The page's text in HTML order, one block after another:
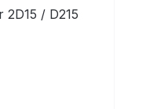
/ D215